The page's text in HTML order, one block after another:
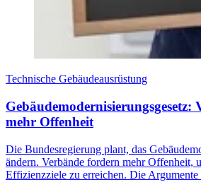
Technische Gebäudeausrüstung
Gebäudemodernisierungsgesetz:
mehr Offenheit
Die Bundesregierung plant, das
ändern. Verbände fordern mehr Offenheit,
Effizienzziele zu erreichen. Die